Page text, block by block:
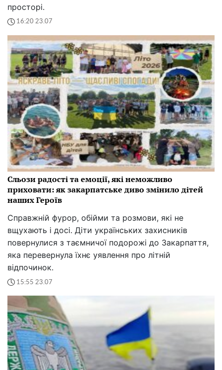
просторі.
16:20 23.07
Сльози радості та емоції, які неможливо
приховати: як закарпатське диво змінило дітей
наших Героїв
Справжній фурор, обійми та розмови, які не
вщухають і досі. Діти українських захисників
повернулися з таємничої подорожі до Закарпаття,
яка перевернула їхнє уявлення про літній
відпочинок.
15:55 23.07